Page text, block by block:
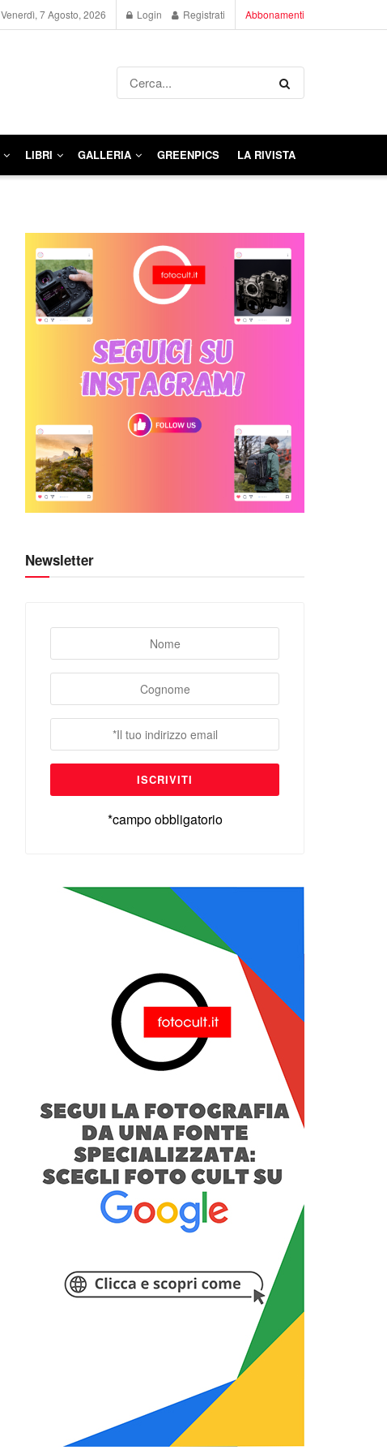
Venerdì, 7 Agosto, 2026 Login Registrati Abbonamenti
LIBRI GALLERIA GREENPICS LA RIVISTA
Newsletter
*campo obbligatorio